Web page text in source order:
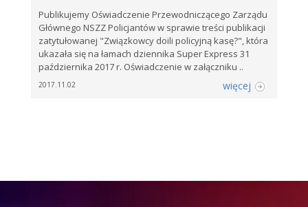
Publikujemy Oświadczenie Przewodniczącego Zarządu
Głównego NSZZ Policjantów w sprawie treści publikacji
zatytułowanej "Związkowcy doili policyjną kasę?", która
ukazała się na łamach dziennika Super Express 31
października 2017 r. Oświadczenie w załączniku ..
2017.11.02 więcej